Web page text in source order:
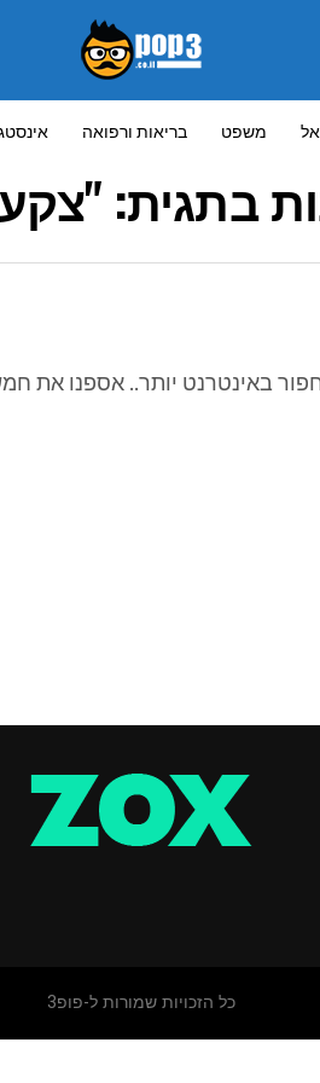
משפט בריאות ורפואה
בתגית:
באינטרנט יותר.. אספנו את
כל הזכויות שמורות ל-פופ3